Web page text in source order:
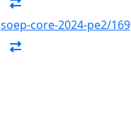
soep-core-2024-pe2/169